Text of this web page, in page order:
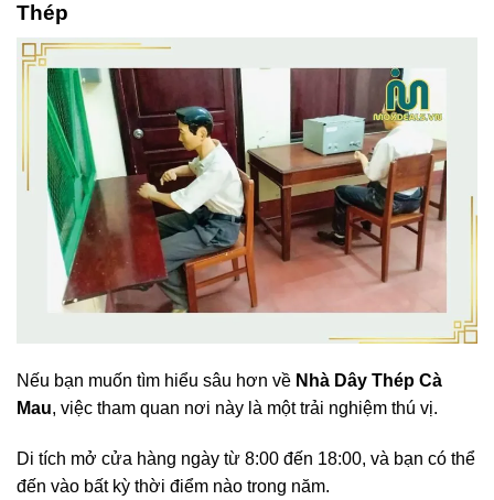
Thép
Nếu bạn muốn tìm hiểu sâu hơn về Nhà Dây Thép Cà
Mau, việc tham quan nơi này là một trải nghiệm thú vị.
Di tích mở cửa hàng ngày từ 8:00 đến 18:00, và bạn có thể
đến vào bất kỳ thời điểm nào trong năm.